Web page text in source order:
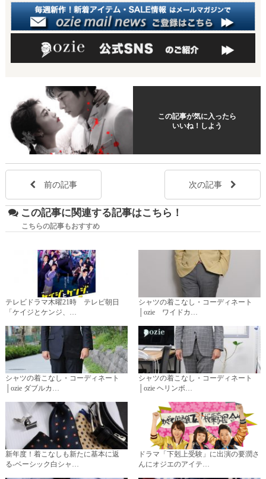
この記事が気に入ったら
いいね！しよう
前の記事 次の記事
この記事に関連する記事はこちら！
こちらの記事もおすすめ
テレビドラマ木曜21時 テレビ朝日
「ケイジとケンジ、…
シャツの着こなし・コーディネート
│ozie ワイドカ…
シャツの着こなし・コーディネート
│ozie ダブルカ…
シャツの着こなし・コーディネート
│ozie ヘリンボ…
新年度！着こなしも新たに基本に返
る-ベーシック白シャ…
ドラマ「下剋上受験」に出演の要潤さ
んにオジエのアイテ…